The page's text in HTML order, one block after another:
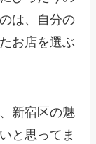
は、自分の
お店を選ぶ
新宿区の魅
と思ってま